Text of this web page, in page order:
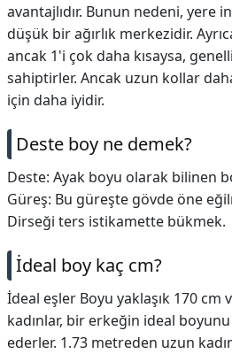
avantajlıdır. Bunun nedeni, yere
düşük bir ağırlık merkezidir.
ancak 1'i çok daha kısaysa,
sahiptirler. Ancak uzun kollar
için daha iyidir.
Deste boy ne demek?
Deste: Ayak boyu olarak bilinen
Güreş: Bu güreşte gövde öne
Dirseği ters istikamette bükmek.
İdeal boy kaç cm?
İdeal eşler Boyu yaklaşık 170 cm
kadınlar, bir erkeğin ideal
ederler. 1.73 metreden uzun